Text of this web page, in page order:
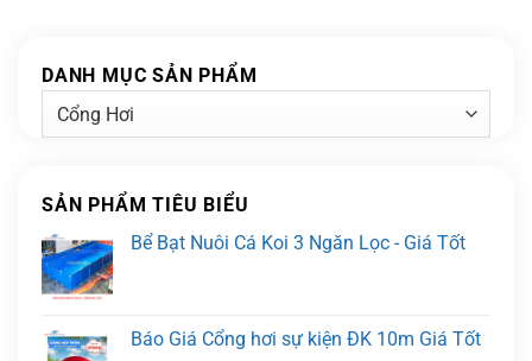
DANH MỤC SẢN PHẨM
SẢN PHẨM TIÊU BIỂU
Bể Bạt Nuôi Cá Koi 3 Ngăn Lọc - Giá Tốt
Báo Giá Cổng hơi sự kiện ĐK 10m Giá Tốt